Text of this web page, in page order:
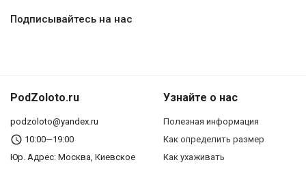
Подписывайтесь на нас
PodZoloto.ru
podzoloto@yandex.ru
10:00—19:00
Юр. Адреc: Москва, Киевское
Узнайте о нас
Полезная информация
Как определить размер
Как ухаживать